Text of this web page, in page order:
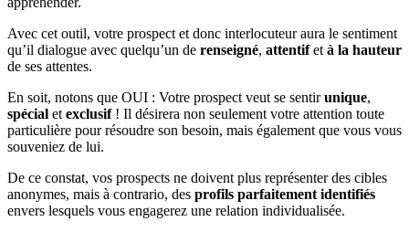
Avec cet outil, votre prospect et donc interlocuteur aura le sentiment
qu’il dialogue avec quelqu’un de renseigné, attentifet à la hauteur
de ses attentes.
En soit, notons que OUI : Votre prospect veut se sentirunique,
spécial et exclusif! Il désirera non seulement votre attention toute
particulière pour résoudre son besoin, mais également que vous vous
souveniez de lui.
De ce constat, vos prospects ne doivent plus représenter des cibles
anonymes, mais à contrario, des profils parfaitement identifiés
envers lesquels vous engagerez une relation individualisée.